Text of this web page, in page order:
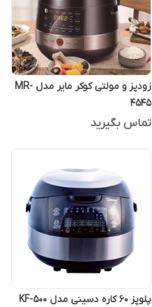
زودپز و مولتی کوکر مایر مدل MR-
4545
تماس بگیرید
پلوپز 60 کاره دسینی مدل KF-500